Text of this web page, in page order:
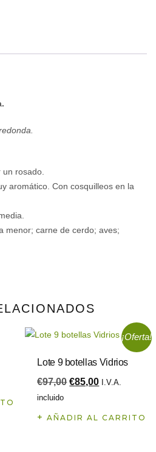
rosado.
aromático. Con cosquilleos en la
menor; carne de cerdo; aves;
¡Oferta!
Lote 9 botellas Vidrios
€97,00 €85,00 I.V.A.
incluido
AÑADIR AL CARRITO